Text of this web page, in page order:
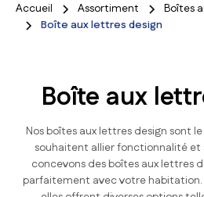
Accueil Assortiment
Boîtes
Boîte aux lettres design
Boîte aux
Nos boîtes aux lettres design sont
souhaitent allier fonctionnalité et
concevons des boîtes aux lettres
parfaitement avec votre